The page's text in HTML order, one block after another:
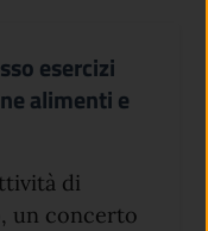
esercizi
alimenti e
di
un concerto